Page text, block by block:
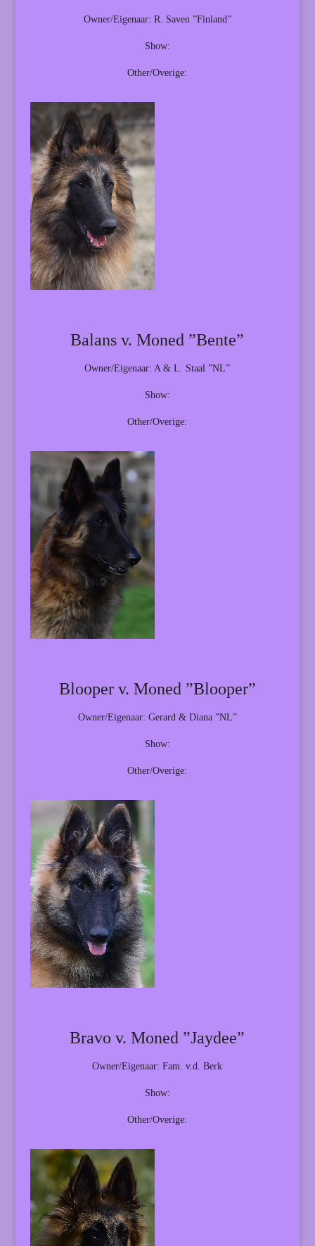
Owner/Eigenaar: R. Saven ”Finland”
Show:
Other/Overige:
Balans v. Moned ”Bente”
Owner/Eigenaar: A & L. Staal ”NL”
Show:
Other/Overige:
Blooper v. Moned ”Blooper”
Owner/Eigenaar: Gerard & Diana ”NL”
Show:
Other/Overige:
Bravo v. Moned ”Jaydee”
Owner/Eigenaar: Fam. v.d. Berk
Show:
Other/Overige: